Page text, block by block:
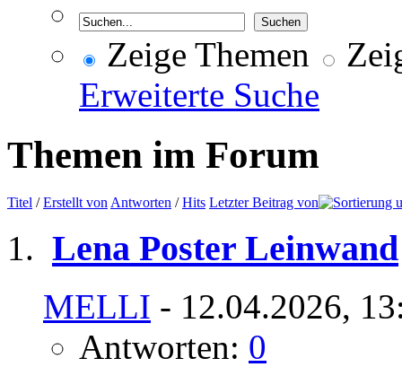
Zeige Themen
Erweiterte Suche
Themen im Forum
Titel /Erstellt von Antworten /Hits Letzter Beitrag von
Lena Poster Leinwand
MELLI - 12.04.2026,
Antworten: 0